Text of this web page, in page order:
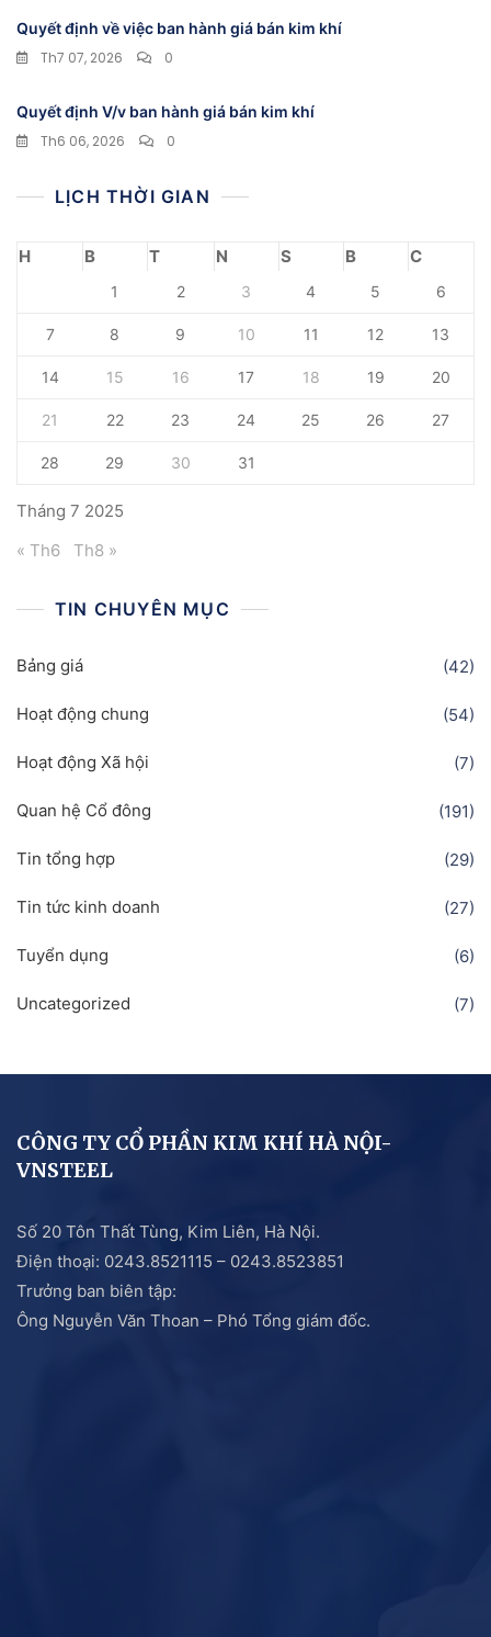
Quyết định về việc ban hành giá bán kim khí
Th7 07, 2026
0
Quyết định V/v ban hành giá bán kim khí
Th6 06, 2026
0
LỊCH THỜI GIAN
Tháng 7 2025
H B T N S B C
1 2 3 4 5 6
7 8 9 10 11 12 13
14 15 16 17 18 19 20
21 22 23 24 25 26 27
28 29 30 31
« Th6 Th8 »
TIN CHUYÊN MỤC
Bảng giá (42)
Hoạt động chung (54)
Hoạt động Xã hội (7)
Quan hệ Cổ đông (191)
Tin tổng hợp (29)
Tin tức kinh doanh (27)
Tuyển dụng (6)
Uncategorized (7)
CÔNG TY CỔ PHẦN KIM KHÍ HÀ NỘI-
VNSTEEL
Số 20 Tôn Thất Tùng, Kim Liên, Hà Nội.
Điện thoại: 0243.8521115 – 0243.8523851
Trưởng ban biên tập:
Ông Nguyễn Văn Thoan – Phó Tổng giám đốc.